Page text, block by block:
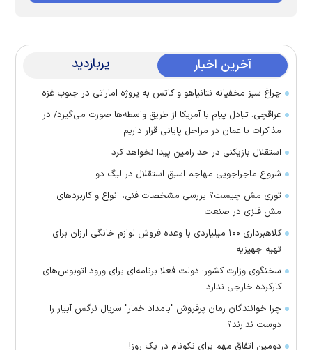
آخرین اخبار پربازدید
چراغ سبز مخفیانه نتانیاهو و کاتس به پروژه اماراتی در جنوب غزه
عراقچی: تبادل پیام با آمریکا از طریق واسطه‌ها صورت می‌گیرد/ در
مذاکرات با عمان در مراحل پایانی قرار داریم
استقلال بازیکنی در حد رامین پیدا نخواهد کرد
شروع ماجراجویی مهاجم اسبق استقلال در لیگ دو
توری مش چیست؟ بررسی مشخصات فنی، انواع و کاربردهای
مش فلزی در صنعت
کلاهبرداری ۱۰۰ میلیاردی با وعده فروش لوازم خانگی ارزان برای
تهیه جهیزیه
سخنگوی وزارت کشور: دولت فعلا برنامه‌ای برای ورود اتوبوس‌های
کارکرده خارجی ندارد
چرا خوانندگان رمان پرفروش "بامداد خمار" سریال نرگس آبیار را
دوست ندارند؟
دومین اتفاق مهم برای نکونام در یک روز!